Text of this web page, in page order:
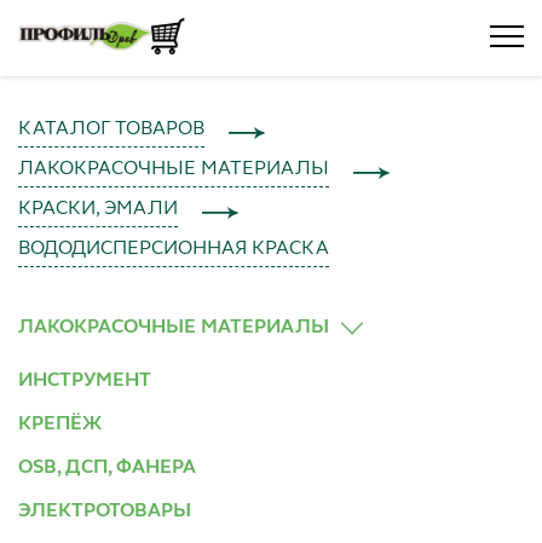
КАТАЛОГ ТОВАРОВ
ЛАКОКРАСОЧНЫЕ МАТЕРИАЛЫ
КРАСКИ, ЭМАЛИ
ВОДОДИСПЕРСИОННАЯ КРАСКА
ЛАКОКРАСОЧНЫЕ МАТЕРИАЛЫ
ИНСТРУМЕНТ
КРЕПЁЖ
OSB, ДСП, ФАНЕРА
ЭЛЕКТРОТОВАРЫ